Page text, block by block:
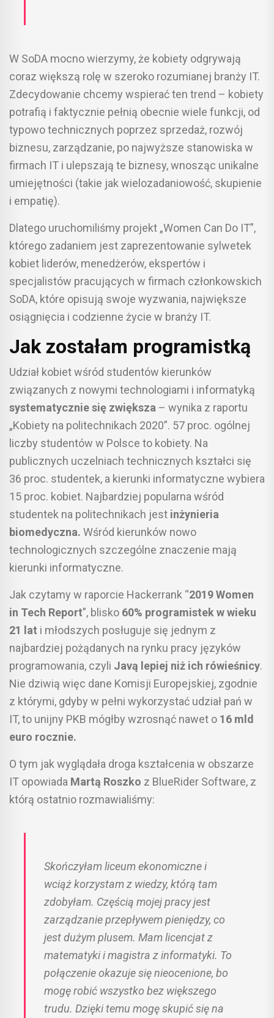
W SoDA mocno wierzymy, że kobiety odgrywają
coraz większą rolę w szeroko rozumianej branży IT.
Zdecydowanie chcemy wspierać ten trend – kobiety
potrafią i faktycznie pełnią obecnie wiele funkcji, od
typowo technicznych poprzez sprzedaż, rozwój
biznesu, zarządzanie, po najwyższe stanowiska w
firmach IT i ulepszają te biznesy, wnosząc unikalne
umiejętności (takie jak wielozadaniowość, skupienie
i empatię).
Dlatego uruchomiliśmy projekt „Women Can Do IT”,
którego zadaniem jest zaprezentowanie sylwetek
kobiet liderów, menedżerów, ekspertów i
specjalistów pracujących w firmach członkowskich
SoDA, które opisują swoje wyzwania, największe
osiągnięcia i codzienne życie w branży IT.
Jak zostałam programistką
Udział kobiet wśród studentów kierunków
związanych z nowymi technologiami i informatyką
systematycznie się zwiększa – wynika z raportu
„Kobiety na politechnikach 2020”. 57 proc. ogólnej
liczby studentów w Polsce to kobiety. Na
publicznych uczelniach technicznych kształci się
36 proc. studentek, a kierunki informatyczne wybiera
15 proc. kobiet. Najbardziej popularna wśród
studentek na politechnikach jest inżynieria
biomedyczna. Wśród kierunków nowo
technologicznych szczególne znaczenie mają
kierunki informatyczne.
Jak czytamy w raporcie Hackerrank “2019 Women
in Tech Report”, blisko 60% programistek w wieku
21 lat i młodszych posługuje się jednym z
najbardziej pożądanych na rynku pracy języków
programowania, czyli Javą lepiej niż ich rówieśnicy.
Nie dziwią więc dane Komisji Europejskiej, zgodnie
z którymi, gdyby w pełni wykorzystać udział pań w
IT, to unijny PKB mógłby wzrosnąć nawet o 16 mld
euro rocznie.
O tym jak wyglądała droga kształcenia w obszarze
IT opowiada Martą Roszko z BlueRider Software, z
którą ostatnio rozmawialiśmy:
Skończyłam liceum ekonomiczne i
wciąż korzystam z wiedzy, którą tam
zdobyłam. Częścią mojej pracy jest
zarządzanie przepływem pieniędzy, co
jest dużym plusem. Mam licencjat z
matematyki i magistra z informatyki. To
połączenie okazuje się nieocenione, bo
mogę robić wszystko bez większego
trudu. Dzięki temu mogę skupić się na